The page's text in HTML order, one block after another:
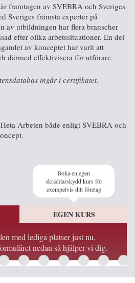
framtagen av SVEBRA och Sveriges
Sveriges främsta experter på
av utbildningen har flera branscher
efter olika arbetssituationer. En del
av konceptet har varit att
därmed effektivisera för utförare.
ingåri certifikatet.
Arbeten både enligt SVEBRA och
Boka en egen
skräddarskydd kurs för
exempelvis ditt företag
EGEN KURS
med lediga platser just nu,
nedan så hjälper vi dig.